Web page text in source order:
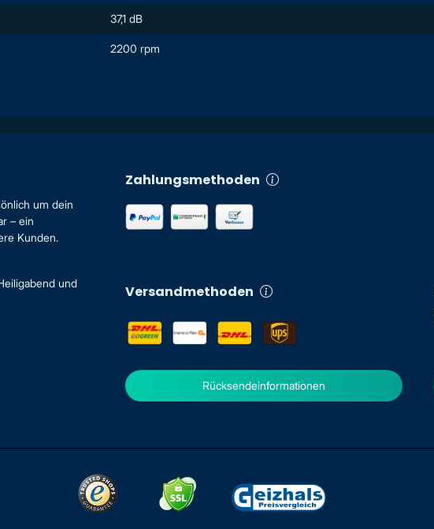
37,1 dB
2200 rpm
um dein
– ein
Kunden.
und
Zahlungsmethoden
Versandmethoden
Rücksendeinformationen